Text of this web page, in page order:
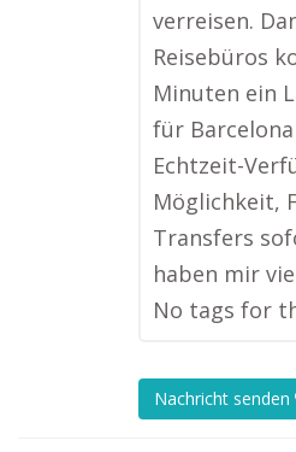
verreisen.
Reisebüros
Minuten ein
für
Echtzeit-
Möglichkeit,
Transfers
haben mir
No tags for
Nachricht senden